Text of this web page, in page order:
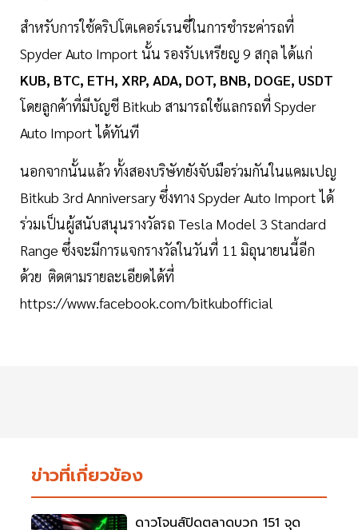
สำหรับการใช้คริปโตเคอร์เรนซี่ในการชำระค่ารถที่
Spyder Auto Import นั้น รองรับเหรียญ 9 สกุล ได้แก่
KUB, BTC, ETH, XRP, ADA, DOT, BNB, DOGE, USDT
โดยลูกค้าที่มีบัญชี Bitkub สามารถใช้แลกรถที่ Spyder
Auto Import ได้ทันที
นอกจากนั้นแล้ว ทั้งสองบริษัทยังจับมือร่วมกันในแคมเปญ
Bitkub 3rd Anniversary ซึ่งทาง Spyder Auto Import ได้
ร่วมเป็นผู้สนับสนุนรางวัลรถ Tesla Model 3 Standard
Range ซึ่งจะมีการแจกรางวัลในวันที่ 11 มิถุนายนนี้อีก
ด้วย ติดตามรายละเอียดได้ที่
https://www.facebook.com/bitkubofficial
ข่าวที่เกี่ยวข้อง
ดาวโจนส์ปิดตลาดบวก 151 จุด